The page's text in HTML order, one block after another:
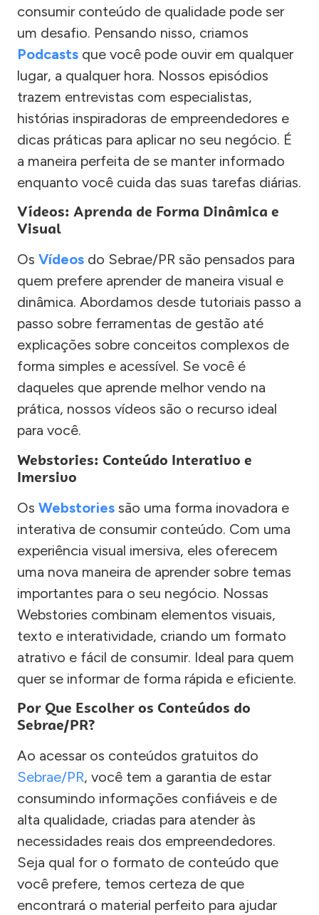
consumir conteúdo de qualidade pode ser
um desafio. Pensando nisso, criamos
Podcasts que você pode ouvir em qualquer
lugar, a qualquer hora. Nossos episódios
trazem entrevistas com especialistas,
histórias inspiradoras de empreendedores e
dicas práticas para aplicar no seu negócio. É
a maneira perfeita de se manter informado
enquanto você cuida das suas tarefas diárias.
Vídeos: Aprenda de Forma Dinâmica e
Visual
Os Vídeos do Sebrae/PR são pensados para
quem prefere aprender de maneira visual e
dinâmica. Abordamos desde tutoriais passo a
passo sobre ferramentas de gestão até
explicações sobre conceitos complexos de
forma simples e acessível. Se você é
daqueles que aprende melhor vendo na
prática, nossos vídeos são o recurso ideal
para você.
Webstories: Conteúdo Interativo e
Imersivo
Os Webstories são uma forma inovadora e
interativa de consumir conteúdo. Com uma
experiência visual imersiva, eles oferecem
uma nova maneira de aprender sobre temas
importantes para o seu negócio. Nossas
Webstories combinam elementos visuais,
texto e interatividade, criando um formato
atrativo e fácil de consumir. Ideal para quem
quer se informar de forma rápida e eficiente.
Por Que Escolher os Conteúdos do
Sebrae/PR?
Ao acessar os conteúdos gratuitos do
Sebrae/PR, você tem a garantia de estar
consumindo informações confiáveis e de
alta qualidade, criadas para atender às
necessidades reais dos empreendedores.
Seja qual for o formato de conteúdo que
você prefere, temos certeza de que
encontrará o material perfeito para ajudar